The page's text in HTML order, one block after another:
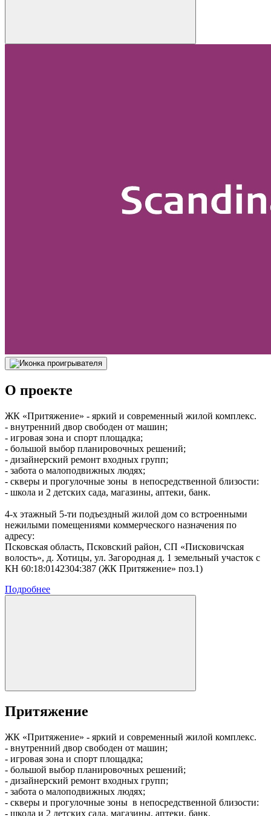
О проекте
ЖК «Притяжение» - яркий и современный жилой комплекс.
- внутренний двор свободен от машин;
- игровая зона и спорт площадка;
- большой выбор планировочных решений;
- дизайнерский ремонт входных групп;
- забота о малоподвижных людях;
- скверы и прогулочные зоны в непосредственной близости:
- школа и 2 детских сада, магазины, аптеки, банк.
4-х этажный 5-ти подъездный жилой дом со встроенными
нежилыми помещениями коммерческого назначения по
адресу:
Псковская область, Псковский район, СП «Писковичская
волость», д. Хотицы, ул. Загородная д. 1 земельный участок с
КН 60:18:0142304:387 (ЖК Притяжение» поз.1)
Подробнее
Притяжение
ЖК «Притяжение» - яркий и современный жилой комплекс.
- внутренний двор свободен от машин;
- игровая зона и спорт площадка;
- большой выбор планировочных решений;
- дизайнерский ремонт входных групп;
- забота о малоподвижных людях;
- скверы и прогулочные зоны в непосредственной близости:
- школа и 2 детских сада, магазины, аптеки, банк.